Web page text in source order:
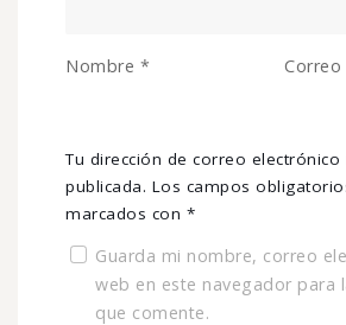
Tu dirección de correo electrónico
publicada. Los campos
marcados con *
Nombre *
Guarda mi nombre, correo
web en este navegador para
que comente.